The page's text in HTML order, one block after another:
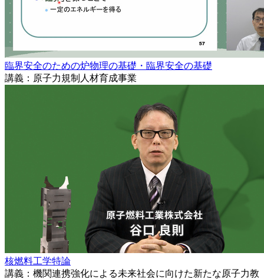
臨界安全のための炉物理の基礎・臨界安全の基礎
講義：原子力規制人材育成事業
核燃料工学特論
講義：機関連携強化による未来社会に向けた新たな原子力教